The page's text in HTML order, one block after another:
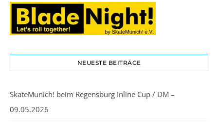
NEUESTE BEITRÄGE
SkateMunich! beim Regensburg Inline Cup / DM –
09.05.2026